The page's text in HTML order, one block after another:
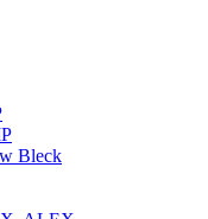
Bleck